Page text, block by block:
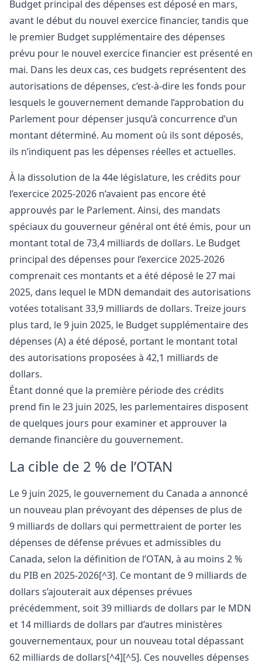
Budget principal des dépenses est déposé en mars,
avant le début du nouvel exercice financier, tandis que
le premier Budget supplémentaire des dépenses
prévu pour le nouvel exercice financier est présenté en
mai. Dans les deux cas, ces budgets représentent des
autorisations de dépenses, c’est-à-dire les fonds pour
lesquels le gouvernement demande l’approbation du
Parlement pour dépenser jusqu’à concurrence d’un
montant déterminé. Au moment où ils sont déposés,
ils n’indiquent pas les dépenses réelles et actuelles.
À la dissolution de la 44e législature, les crédits pour
l’exercice 2025-2026 n’avaient pas encore été
approuvés par le Parlement. Ainsi, des mandats
spéciaux du gouverneur général ont été émis, pour un
montant total de 73,4 milliards de dollars. Le Budget
principal des dépenses pour l’exercice 2025-2026
comprenait ces montants et a été déposé le 27 mai
2025, dans lequel le MDN demandait des autorisations
votées totalisant 33,9 milliards de dollars. Treize jours
plus tard, le 9 juin 2025, le Budget supplémentaire des
dépenses (A) a été déposé, portant le montant total
des autorisations proposées à 42,1 milliards de
dollars.
Étant donné que la première période des crédits
prend fin le 23 juin 2025, les parlementaires disposent
de quelques jours pour examiner et approuver la
demande financière du gouvernement.
La cible de 2 % de l’OTAN
Le 9 juin 2025, le gouvernement du Canada a annoncé
un nouveau plan prévoyant des dépenses de plus de
9 milliards de dollars qui permettraient de porter les
dépenses de défense prévues et admissibles du
Canada, selon la définition de l’OTAN, à au moins 2 %
du PIB en 2025-2026[^3]. Ce montant de 9 milliards de
dollars s’ajouterait aux dépenses prévues
précédemment, soit 39 milliards de dollars par le MDN
et 14 milliards de dollars par d’autres ministères
gouvernementaux, pour un nouveau total dépassant
62 milliards de dollars[^4][^5]. Ces nouvelles dépenses